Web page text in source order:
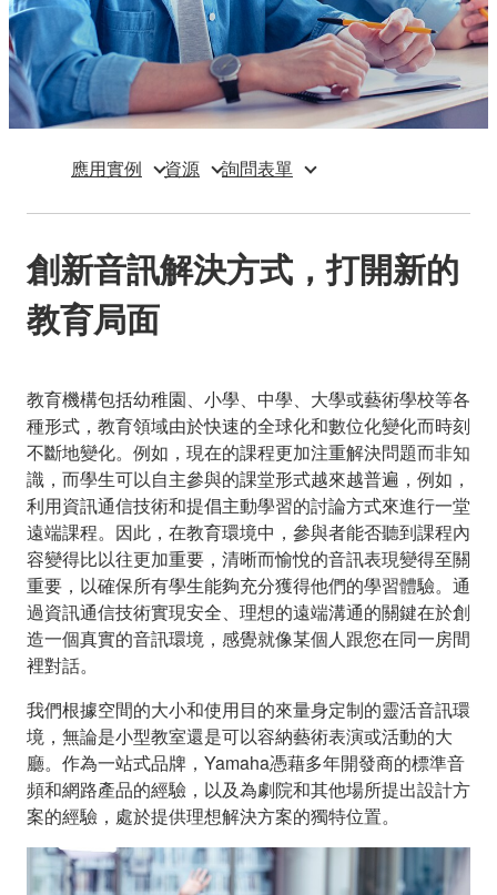
應用實例 資源 詢問表單
創新音訊解決方式，打開新的
教育局面
教育機構包括幼稚園、小學、中學、大學或藝術學校等各
種形式，教育領域由於快速的全球化和數位化變化而時刻
不斷地變化。例如，現在的課程更加注重解決問題而非知
識，而學生可以自主參與的課堂形式越來越普遍，例如，
利用資訊通信技術和提倡主動學習的討論方式來進行一堂
遠端課程。因此，在教育環境中，參與者能否聽到課程內
容變得比以往更加重要，清晰而愉悅的音訊表現變得至關
重要，以確保所有學生能夠充分獲得他們的學習體驗。通
過資訊通信技術實現安全、理想的遠端溝通的關鍵在於創
造一個真實的音訊環境，感覺就像某個人跟您在同一房間
裡對話。
我們根據空間的大小和使用目的來量身定制的靈活音訊環
境，無論是小型教室還是可以容納藝術表演或活動的大
廳。作為一站式品牌，Yamaha憑藉多年開發商的標準音
頻和網路產品的經驗，以及為劇院和其他場所提出設計方
案的經驗，處於提供理想解決方案的獨特位置。